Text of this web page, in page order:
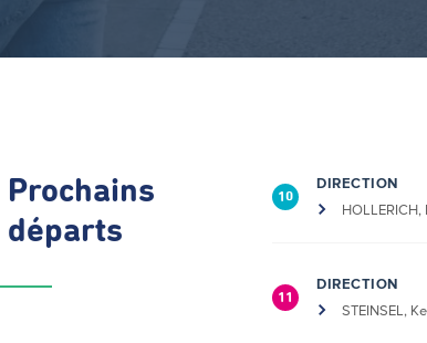
Prochains
départs
10
DIRECTION
HOLLERICH,
11
DIRECTION
STEINSEL,